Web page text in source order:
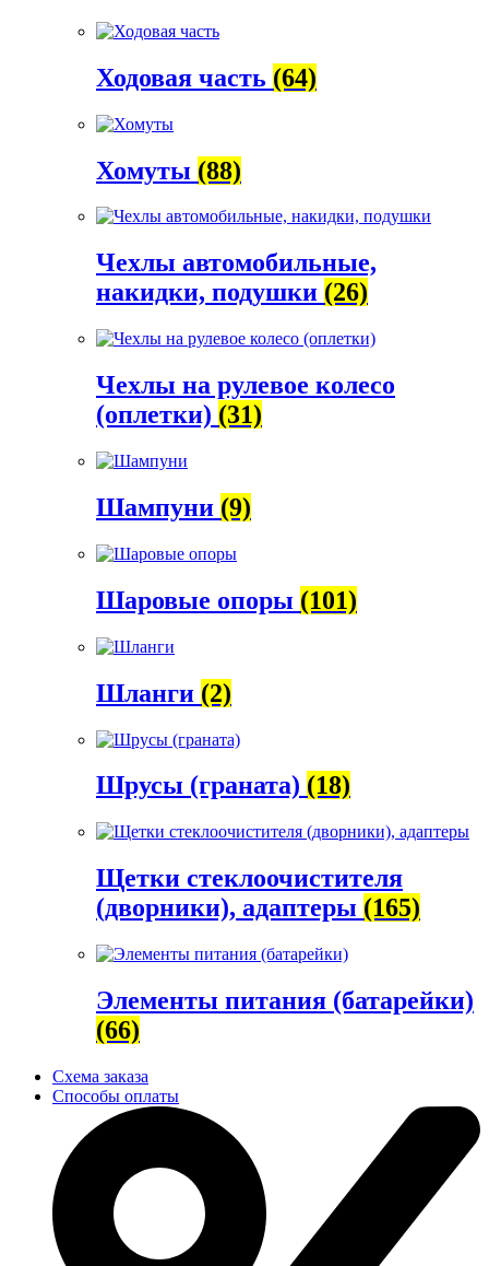
Ходовая часть (64)
Хомуты (88)
Чехлы автомобильные,
накидки, подушки (26)
Чехлы на рулевое колесо
(оплетки) (31)
Шампуни (9)
Шаровые опоры (101)
Шланги (2)
Шрусы (граната) (18)
Щетки стеклоочистителя
(дворники), адаптеры (165)
Элементы питания (батарейки)
(66)
Схема заказа
Способы оплаты